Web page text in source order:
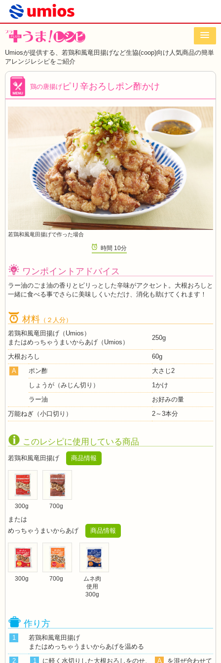
Umiosが提供する、若鶏和風竜田揚げなど生協(coop)向け人気商品の簡単
アレンジレシピをご紹介
鶏の唐揚げ ピリ辛おろしポン酢かけ
若鶏和風竜田揚げで作った場合
時間 10分
ワンポイントアドバイス
ラー油のごま油の香りとピリっとした辛味がアクセント。大根おろしと
一緒に食べる事でさらに美味しくいただけ、消化も助けてくれます！
材料（２人分）
若鶏和風竜田揚げ（Umios）
またはめっちゃうまいからあげ（Umios）
250g
大根おろし
60g
A
ポン酢
大さじ2
しょうが（みじん切り）
1かけ
ラー油
お好みの量
万能ねぎ（小口切り）
2～3本分
このレシピに使用している商品
若鶏和風竜田揚げ 商品情報
300g 700g
または
めっちゃうまいからあげ
商品情報
300g 700g
ムネ肉
使用
300g
作り方
1
若鶏和風竜田揚げ
またはめっちゃうまいからあげを温める
2
1 に軽く水切りした大根おろしをのせ、 A を混ぜ合わせて